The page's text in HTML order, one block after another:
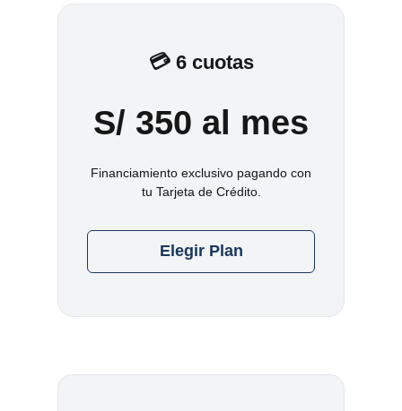
💳 6 cuotas
S/ 350 al mes
Financiamiento exclusivo pagando con
tu Tarjeta de Crédito.
Elegir Plan